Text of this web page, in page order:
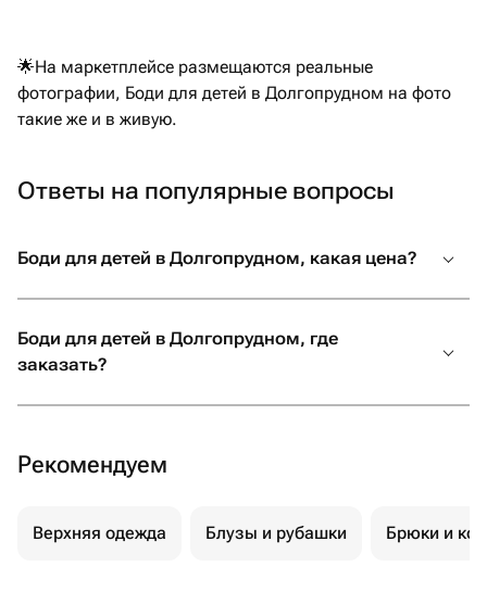
🌟На маркетплейсе размещаются реальные
фотографии, Боди для детей в Долгопрудном на фото
такие же и в живую.
Ответы на популярные вопросы
Боди для детей в Долгопрудном, какая цена?
Боди для детей в Долгопрудном, где
заказать?
Рекомендуем
Верхняя одежда Блузы и рубашки Брюки и